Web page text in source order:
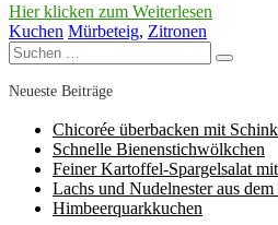
Hier klicken zum Weiterlesen
Kuchen Mürbeteig, Zitronen
Suchen
nach:
Suchen
Neueste Beiträge
Chicorée überbacken mit
Schnelle Bienenstichwölkchen
Feiner Kartoffel-Spargelsalat
Lachs und Nudelnester aus dem
Himbeerquarkkuchen